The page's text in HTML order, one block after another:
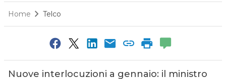
Home Telco
Nuove interlocuzioni a gennaio: il ministro